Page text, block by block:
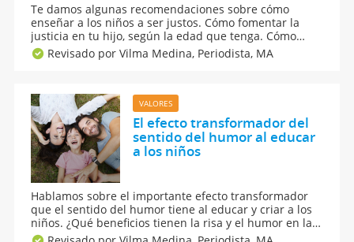
Te damos algunas recomendaciones sobre cómo
enseñar a los niños a ser justos. Cómo fomentar la
justicia en tu hijo, según la edad que tenga. Cómo
evoluciona el pensamiento de los niños sobre el
sentido de lo que está bien y de lo que está mal, de la
Revisado por Vilma Medina, Periodista, MA
VALORES
El efecto transformador del
sentido del humor al educar
a los niños
Hablamos sobre el importante efecto transformador
que el sentido del humor tiene al educar y criar a los
niños. ¿Qué beneficios tienen la risa y el humor en la
educación de nuestros hijos? La felicidad y bienestar